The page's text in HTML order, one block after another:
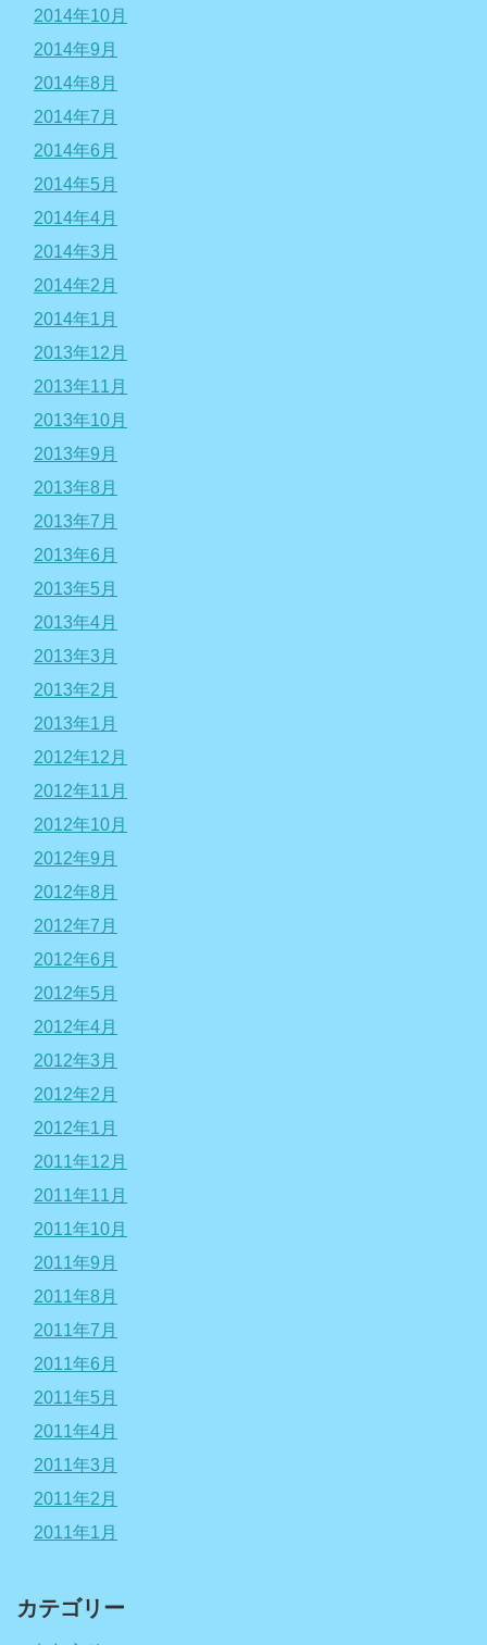
2014年10月
2014年9月
2014年8月
2014年7月
2014年6月
2014年5月
2014年4月
2014年3月
2014年2月
2014年1月
2013年12月
2013年11月
2013年10月
2013年9月
2013年8月
2013年7月
2013年6月
2013年5月
2013年4月
2013年3月
2013年2月
2013年1月
2012年12月
2012年11月
2012年10月
2012年9月
2012年8月
2012年7月
2012年6月
2012年5月
2012年4月
2012年3月
2012年2月
2012年1月
2011年12月
2011年11月
2011年10月
2011年9月
2011年8月
2011年7月
2011年6月
2011年5月
2011年4月
2011年3月
2011年2月
2011年1月
カテゴリー